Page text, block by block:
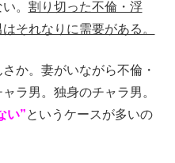
。 割り切った不倫・浮
それなりに需要がある。
か。妻がいながら不倫・
ラ男。独身のチャラ男。
い”というケースが多いの